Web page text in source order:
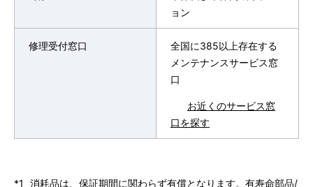
ョン
修理受付窓口
全国に385以上存在する
メンテナンスサービス窓
口
お近くのサービス窓
口を探す
*1
消耗品は、保証期間に関わらず有償となります。有寿命部品/